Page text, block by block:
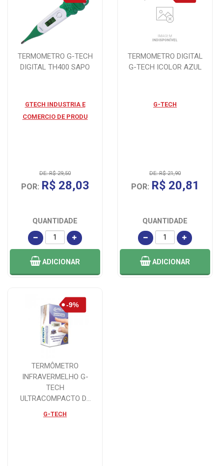
TERMOMETRO G-TECH
DIGITAL TH400 SAPO
GTECH INDUSTRIA E
COMERCIO DE PRODU
DE: R$ 29,50
POR: R$ 28,03
QUANTIDADE
ADICIONAR
TERMOMETRO DIGITAL
G-TECH ICOLOR AZUL
G-TECH
DE: R$ 21,90
POR: R$ 20,81
QUANTIDADE
ADICIONAR
TERMÔMETRO
INFRAVERMELHO G-
TECH
ULTRACOMPACTO DE
G-TECH